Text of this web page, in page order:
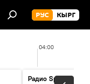
РУС КЫРГ
04:00
Радио Sputnik